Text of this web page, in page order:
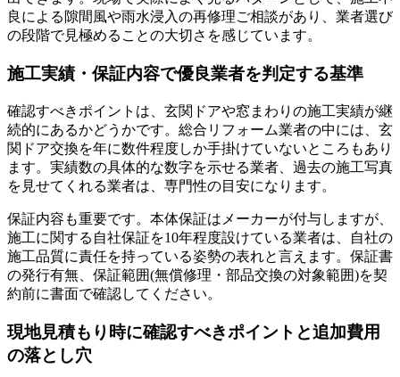
良による隙間風や雨水浸入の再修理ご相談があり、業者選び
の段階で見極めることの大切さを感じています。
施工実績・保証内容で優良業者を判定する基準
確認すべきポイントは、玄関ドアや窓まわりの施工実績が継
続的にあるかどうかです。総合リフォーム業者の中には、玄
関ドア交換を年に数件程度しか手掛けていないところもあり
ます。実績数の具体的な数字を示せる業者、過去の施工写真
を見せてくれる業者は、専門性の目安になります。
保証内容も重要です。本体保証はメーカーが付与しますが、
施工に関する自社保証を10年程度設けている業者は、自社の
施工品質に責任を持っている姿勢の表れと言えます。保証書
の発行有無、保証範囲(無償修理・部品交換の対象範囲)を契
約前に書面で確認してください。
現地見積もり時に確認すべきポイントと追加費用
の落とし穴